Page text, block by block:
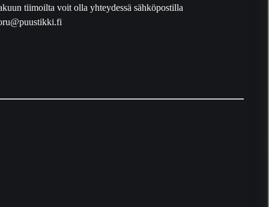
tiimoilta voit olla yhteydessä sähköpostilla